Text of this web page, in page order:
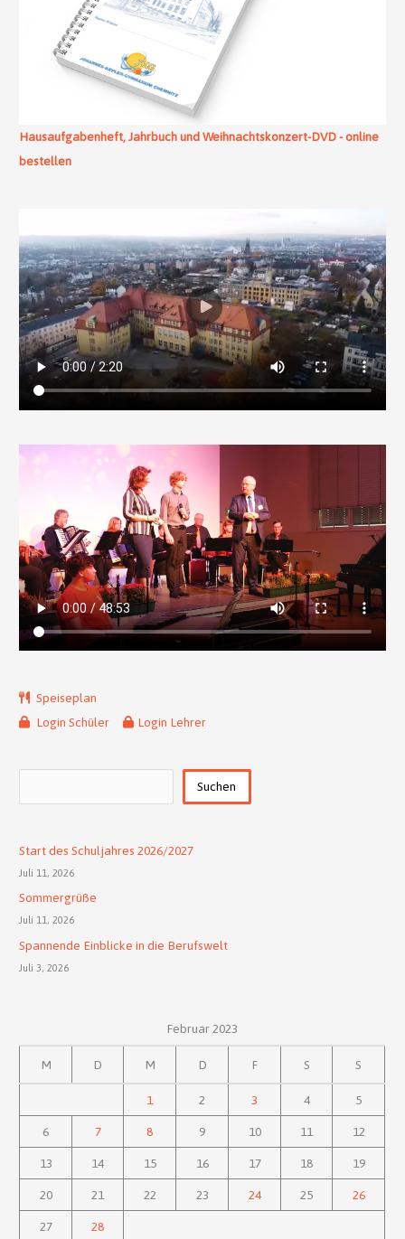
Hausaufgabenheft, Jahrbuch und Weihnachtskonzert-DVD - online
bestellen
Speiseplan
Login Schüler
Login Lehrer
Suchen
Start des Schuljahres 2026/2027
Juli 11, 2026
Sommergrüße
Juli 11, 2026
Spannende Einblicke in die Berufswelt
Juli 3, 2026
Februar 2023
M D M D F S S
1 2 3 4 5
6 7 8 9 10 11 12
13 14 15 16 17 18 19
20 21 22 23 24 25 26
27 28